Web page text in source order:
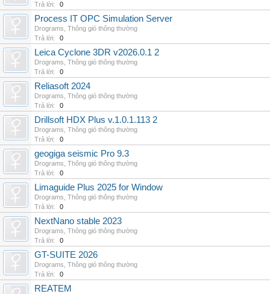
Trả lời:
0
Process IT OPC Simulation Server
Drograms Thông gió thông thường
Trả lời:
0
Leica Cyclone 3DR v2026.0.1 2
Drograms Thông gió thông thường
Trả lời:
0
Reliasoft 2024
Drograms Thông gió thông thường
Trả lời:
0
Drillsoft HDX Plus v.1.0.1.113 2
Drograms Thông gió thông thường
Trả lời:
0
geogiga seismic Pro 9.3
Drograms Thông gió thông thường
Trả lời:
0
Limaguide Plus 2025 for Window
Drograms Thông gió thông thường
Trả lời:
0
NextNano stable 2023
Drograms Thông gió thông thường
Trả lời:
0
GT-SUITE 2026
Drograms Thông gió thông thường
Trả lời:
0
REATEM